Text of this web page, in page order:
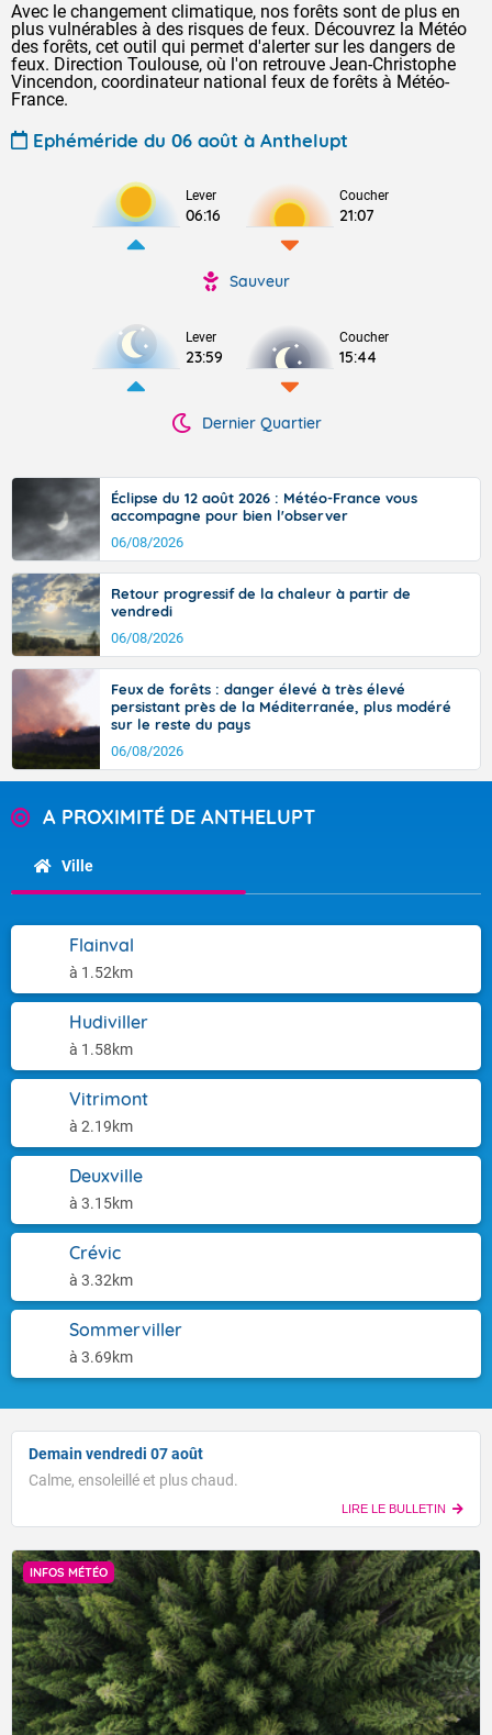
Avec le changement climatique, nos forêts sont de plus en
plus vulnérables à des risques de feux. Découvrez la Météo
des forêts, cet outil qui permet d'alerter sur les dangers de
feux. Direction Toulouse, où l'on retrouve Jean-Christophe
Vincendon, coordinateur national feux de forêts à Météo-
France.
Ephéméride du 06 août à Anthelupt
Lever
06:16
Coucher
21:07
Sauveur
Lever
23:59
Coucher
15:44
Dernier Quartier
Éclipse du 12 août 2026 : Météo-France vous
accompagne pour bien l'observer
06/08/2026
Retour progressif de la chaleur à partir de
vendredi
06/08/2026
Feux de forêts : danger élevé à très élevé
persistant près de la Méditerranée, plus modéré
sur le reste du pays
06/08/2026
A PROXIMITÉ DE ANTHELUPT
Ville
Flainval
à 1.52km
Hudiviller
à 1.58km
Vitrimont
à 2.19km
Deuxville
à 3.15km
Crévic
à 3.32km
Sommerviller
à 3.69km
Demain vendredi 07 août
Calme, ensoleillé et plus chaud.
LIRE LE BULLETIN
INFOS MÉTÉO